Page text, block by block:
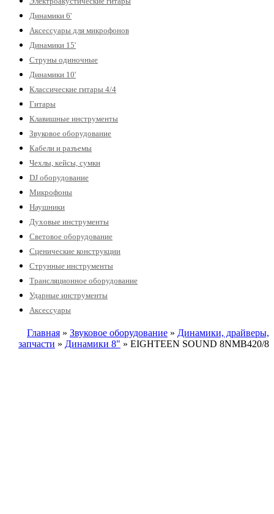
Динамики 6'
Аксессуары для микрофонов
Динамики 15'
Струны одиночные
Динамики 10'
Классические гитары 4/4
Гитары
Клавишные инструменты
Звуковое оборудование
Кабели и разъемы
Чехлы, кейсы, сумки
DJ оборудование
Микрофоны
Наушники
Духовые инструменты
Световое оборудование
Сценические конструкции
Струнные инструменты
Трансляционное оборудование
Ударные инструменты
Аксессуары
Главная » Звуковое оборудование » Динамики, драйверы,
запчасти » Динамики 8" » EIGHTEEN SOUND 8NMB420/8